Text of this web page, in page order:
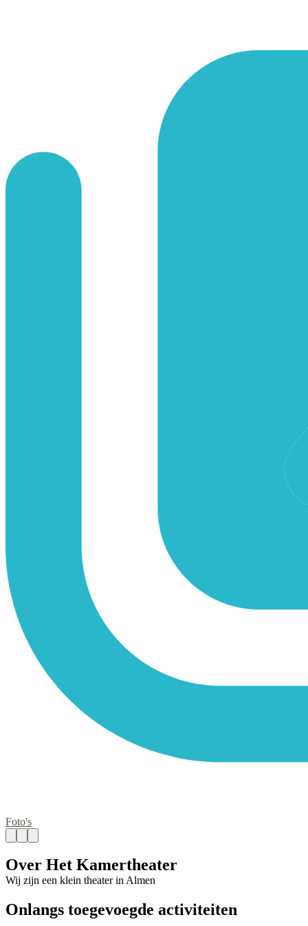
Foto's
Over Het Kamertheater
Wij zijn een klein theater in Almen
Onlangs toegevoegde activiteiten